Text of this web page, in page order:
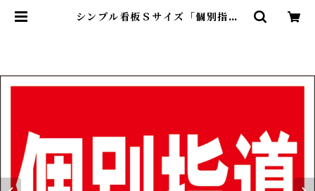
シンプル看板Ｓサイズ「個別指導